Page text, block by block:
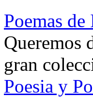
Poemas
Queremos
gran
Poesia y